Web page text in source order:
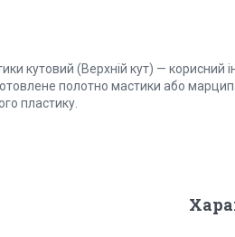
кутовий (Верхній кут) —
полотно мастики або
пластику.